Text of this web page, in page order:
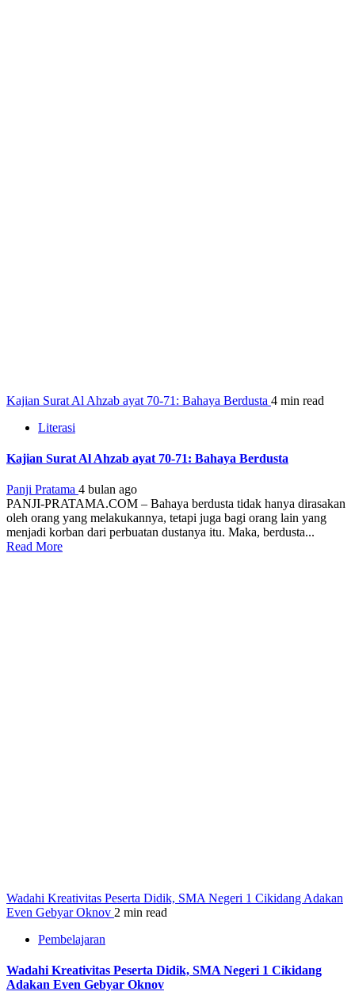
Kajian Surat Al Ahzab ayat 70-71: Bahaya Berdusta 4 min read
Literasi
Kajian Surat Al Ahzab ayat 70-71: Bahaya Berdusta
Panji Pratama 4 bulan ago
PANJI-PRATAMA.COM – Bahaya berdusta tidak hanya dirasakan
oleh orang yang melakukannya, tetapi juga bagi orang lain yang
menjadi korban dari perbuatan dustanya itu. Maka, berdusta...
Read More
Wadahi Kreativitas Peserta Didik, SMA Negeri 1 Cikidang Adakan
Even Gebyar Oknov 2 min read
Pembelajaran
Wadahi Kreativitas Peserta Didik, SMA Negeri 1 Cikidang
Adakan Even Gebyar Oknov